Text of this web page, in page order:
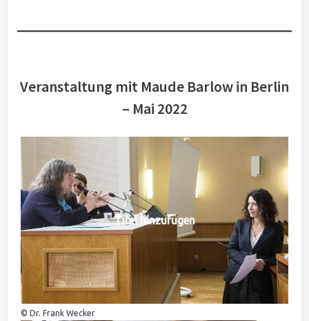
Veranstaltung mit Maude Barlow in Berlin
– Mai 2022
Titel hinzufügen
© Dr. Frank Wecker